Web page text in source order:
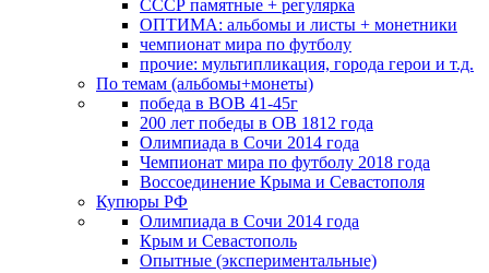
СССР памятные + регулярка
ОПТИМА: альбомы и листы + монетники
чемпионат мира по футболу
прочие: мультипликация, города герои и т.д.
По темам (альбомы+монеты)
победа в ВОВ 41-45г
200 лет победы в ОВ 1812 года
Олимпиада в Сочи 2014 года
Чемпионат мира по футболу 2018 года
Воссоединение Крыма и Севастополя
Купюры РФ
Олимпиада в Сочи 2014 года
Крым и Севастополь
Опытные (экспериментальные)